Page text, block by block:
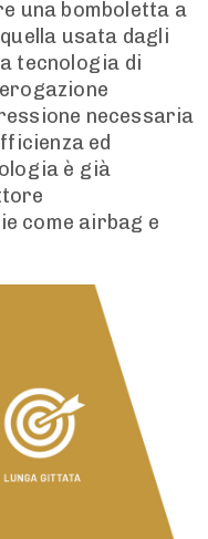
una bomboletta a
usata dagli
tecnologia di
necessaria
ed
è già
come airbag e